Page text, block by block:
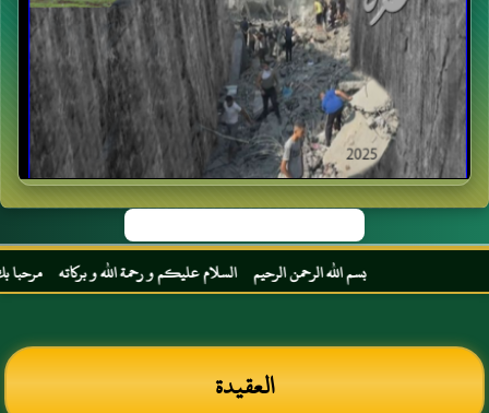
بسم الله الرحمن الرحيم السلام عليكم و رحمة الله و بركاته مرحبا بك أخي
العقيدة